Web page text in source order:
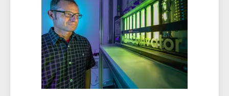
widerrufen. Zudem ist in jeder E-Mail ein Link zur
Abbestellung des entsprechenden Newsletters
enthalten.